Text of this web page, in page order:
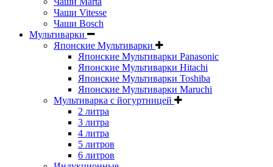
Чаши Vitesse
Чаши Bosch
Мультиварки
Японские Мультиварки
Японские Мультиварки Panasonic
Японские Мультиварки Hitachi
Японские Мультиварки Toshiba
Японские Мультиварки Maruchi
Мультиварка с йогуртницей
2 литра
3 литра
4 литра
5 литров
6 литров